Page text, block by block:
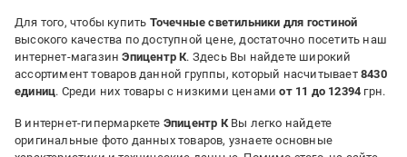
Для того, чтобы купить Точечные светильники для гостиной
высокого качества по доступной цене, достаточно посетить наш
интернет-магазинЭпицентр К. Здесь Вы найдете широкий
ассортимент товаров данной группы, который насчитывает8430
единиц. Среди них товары с низкими ценамиот 11 до 12394 грн.
В интернет-гипермаркете Эпицентр КВы легко найдете
оригинальные фото данных товаров, узнаете основные